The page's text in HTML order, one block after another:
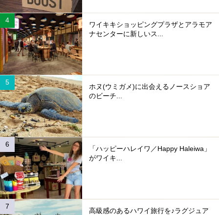
ワイキキショッピングプラザとアラモア
ナセンターに新しいス...
ホヌ(ウミガメ)に出会えるノースショア
のビーチ...
「ハッピーハレイワ／Happy Haleiwa」
がワイキ...
高級感のあるハワイ旅行を♪ラグジュア